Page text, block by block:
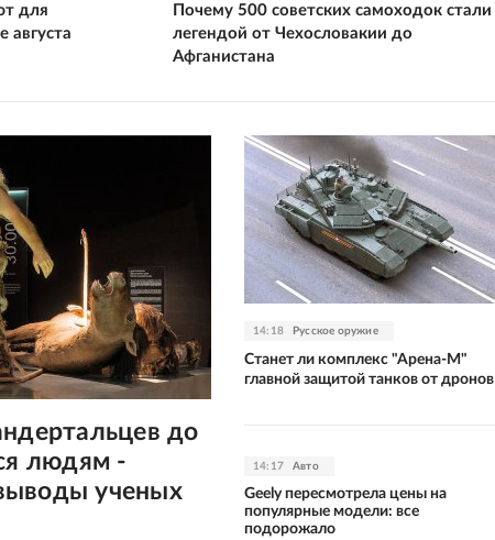
для
августа
Почему 500 советских самоходок стали
легендой от Чехословакии до
Афганистана
до
людям -
ученых
14:18 Русское оружие
Станет ли комплекс "Арена-М"
главной защитой танков от дронов
14:17 Авто
Geely пересмотрела цены на
популярные модели: все
подорожало